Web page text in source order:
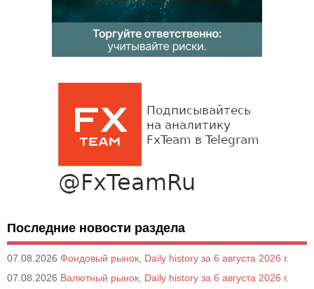
Последние новости раздела
07.08.2026 Фондовый рынок, Daily history за 6 августа 2026 г.
07.08.2026 Валютный рынок, Daily history за 6 августа 2026 г.